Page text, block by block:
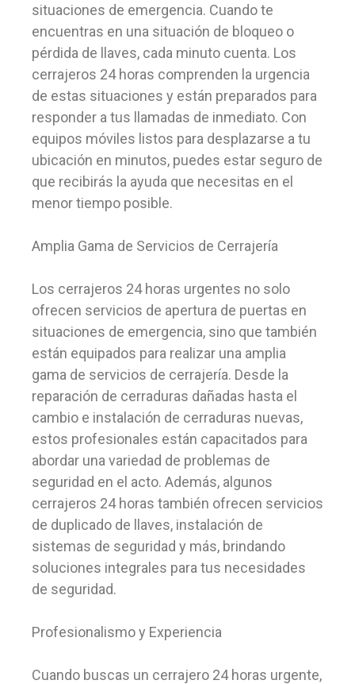
situaciones de emergencia. Cuando te
encuentras en una situación de bloqueo o
pérdida de llaves, cada minuto cuenta. Los
cerrajeros 24 horas comprenden la urgencia
de estas situaciones y están preparados para
responder a tus llamadas de inmediato. Con
equipos móviles listos para desplazarse a tu
ubicación en minutos, puedes estar seguro de
que recibirás la ayuda que necesitas en el
menor tiempo posible.
Amplia Gama de Servicios de Cerrajería
Los cerrajeros 24 horas urgentes no solo
ofrecen servicios de apertura de puertas en
situaciones de emergencia, sino que también
están equipados para realizar una amplia
gama de servicios de cerrajería. Desde la
reparación de cerraduras dañadas hasta el
cambio e instalación de cerraduras nuevas,
estos profesionales están capacitados para
abordar una variedad de problemas de
seguridad en el acto. Además, algunos
cerrajeros 24 horas también ofrecen servicios
de duplicado de llaves, instalación de
sistemas de seguridad y más, brindando
soluciones integrales para tus necesidades
de seguridad.
Profesionalismo y Experiencia
Cuando buscas un cerrajero 24 horas urgente,